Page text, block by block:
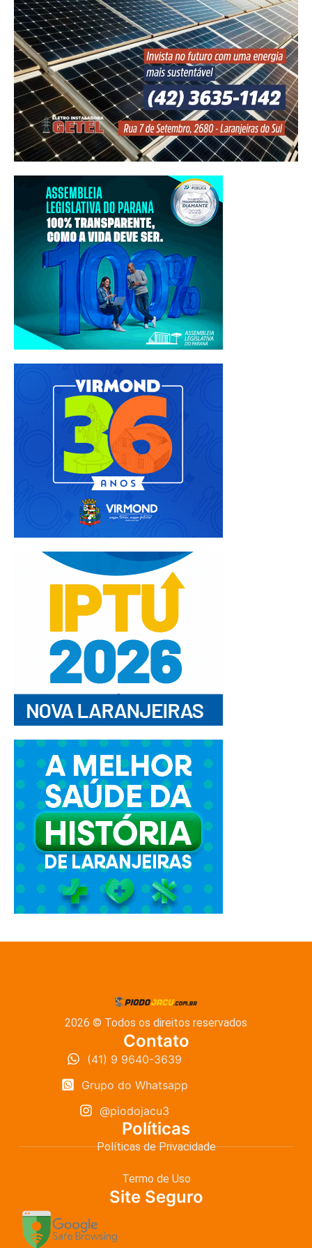
2026 © Todos os direitos reservados
Contato
(41) 9 9640-3639
Grupo do Whatsapp
@piodojacu3
Políticas
Políticas de Privacidade
Termo de Uso
Site Seguro